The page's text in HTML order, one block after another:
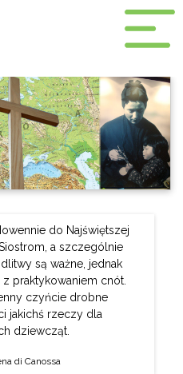
do Najświętszej
a szczególnie
są ważne, jednak
praktykowaniem cnót.
czyńcie drobne
jakichś rzeczy dla
dziewcząt.
di Canossa